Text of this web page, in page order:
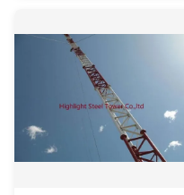
Standard and others 2 Design
Loading 1. Antenna load area
as per specified by Clients
worldwide. 2. Wind speed as
per requested by the clients. 3.
Deflection & Twist Angle,
Exposure category, Topographic
category as per specified by
clients. 4 Structure Classification